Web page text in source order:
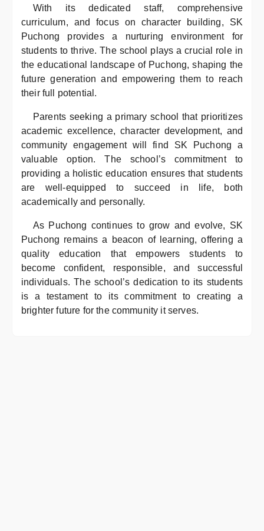
With its dedicated staff, comprehensive
curriculum, and focus on character building, SK
Puchong provides a nurturing environment for
students to thrive. The school plays a crucial role in
the educational landscape of Puchong, shaping the
future generation and empowering them to reach
their full potential.
Parents seeking a primary school that prioritizes
academic excellence, character development, and
community engagement will find SK Puchong a
valuable option. The school’s commitment to
providing a holistic education ensures that students
are well-equipped to succeed in life, both
academically and personally.
As Puchong continues to grow and evolve, SK
Puchong remains a beacon of learning, offering a
quality education that empowers students to
become confident, responsible, and successful
individuals. The school’s dedication to its students
is a testament to its commitment to creating a
brighter future for the community it serves.